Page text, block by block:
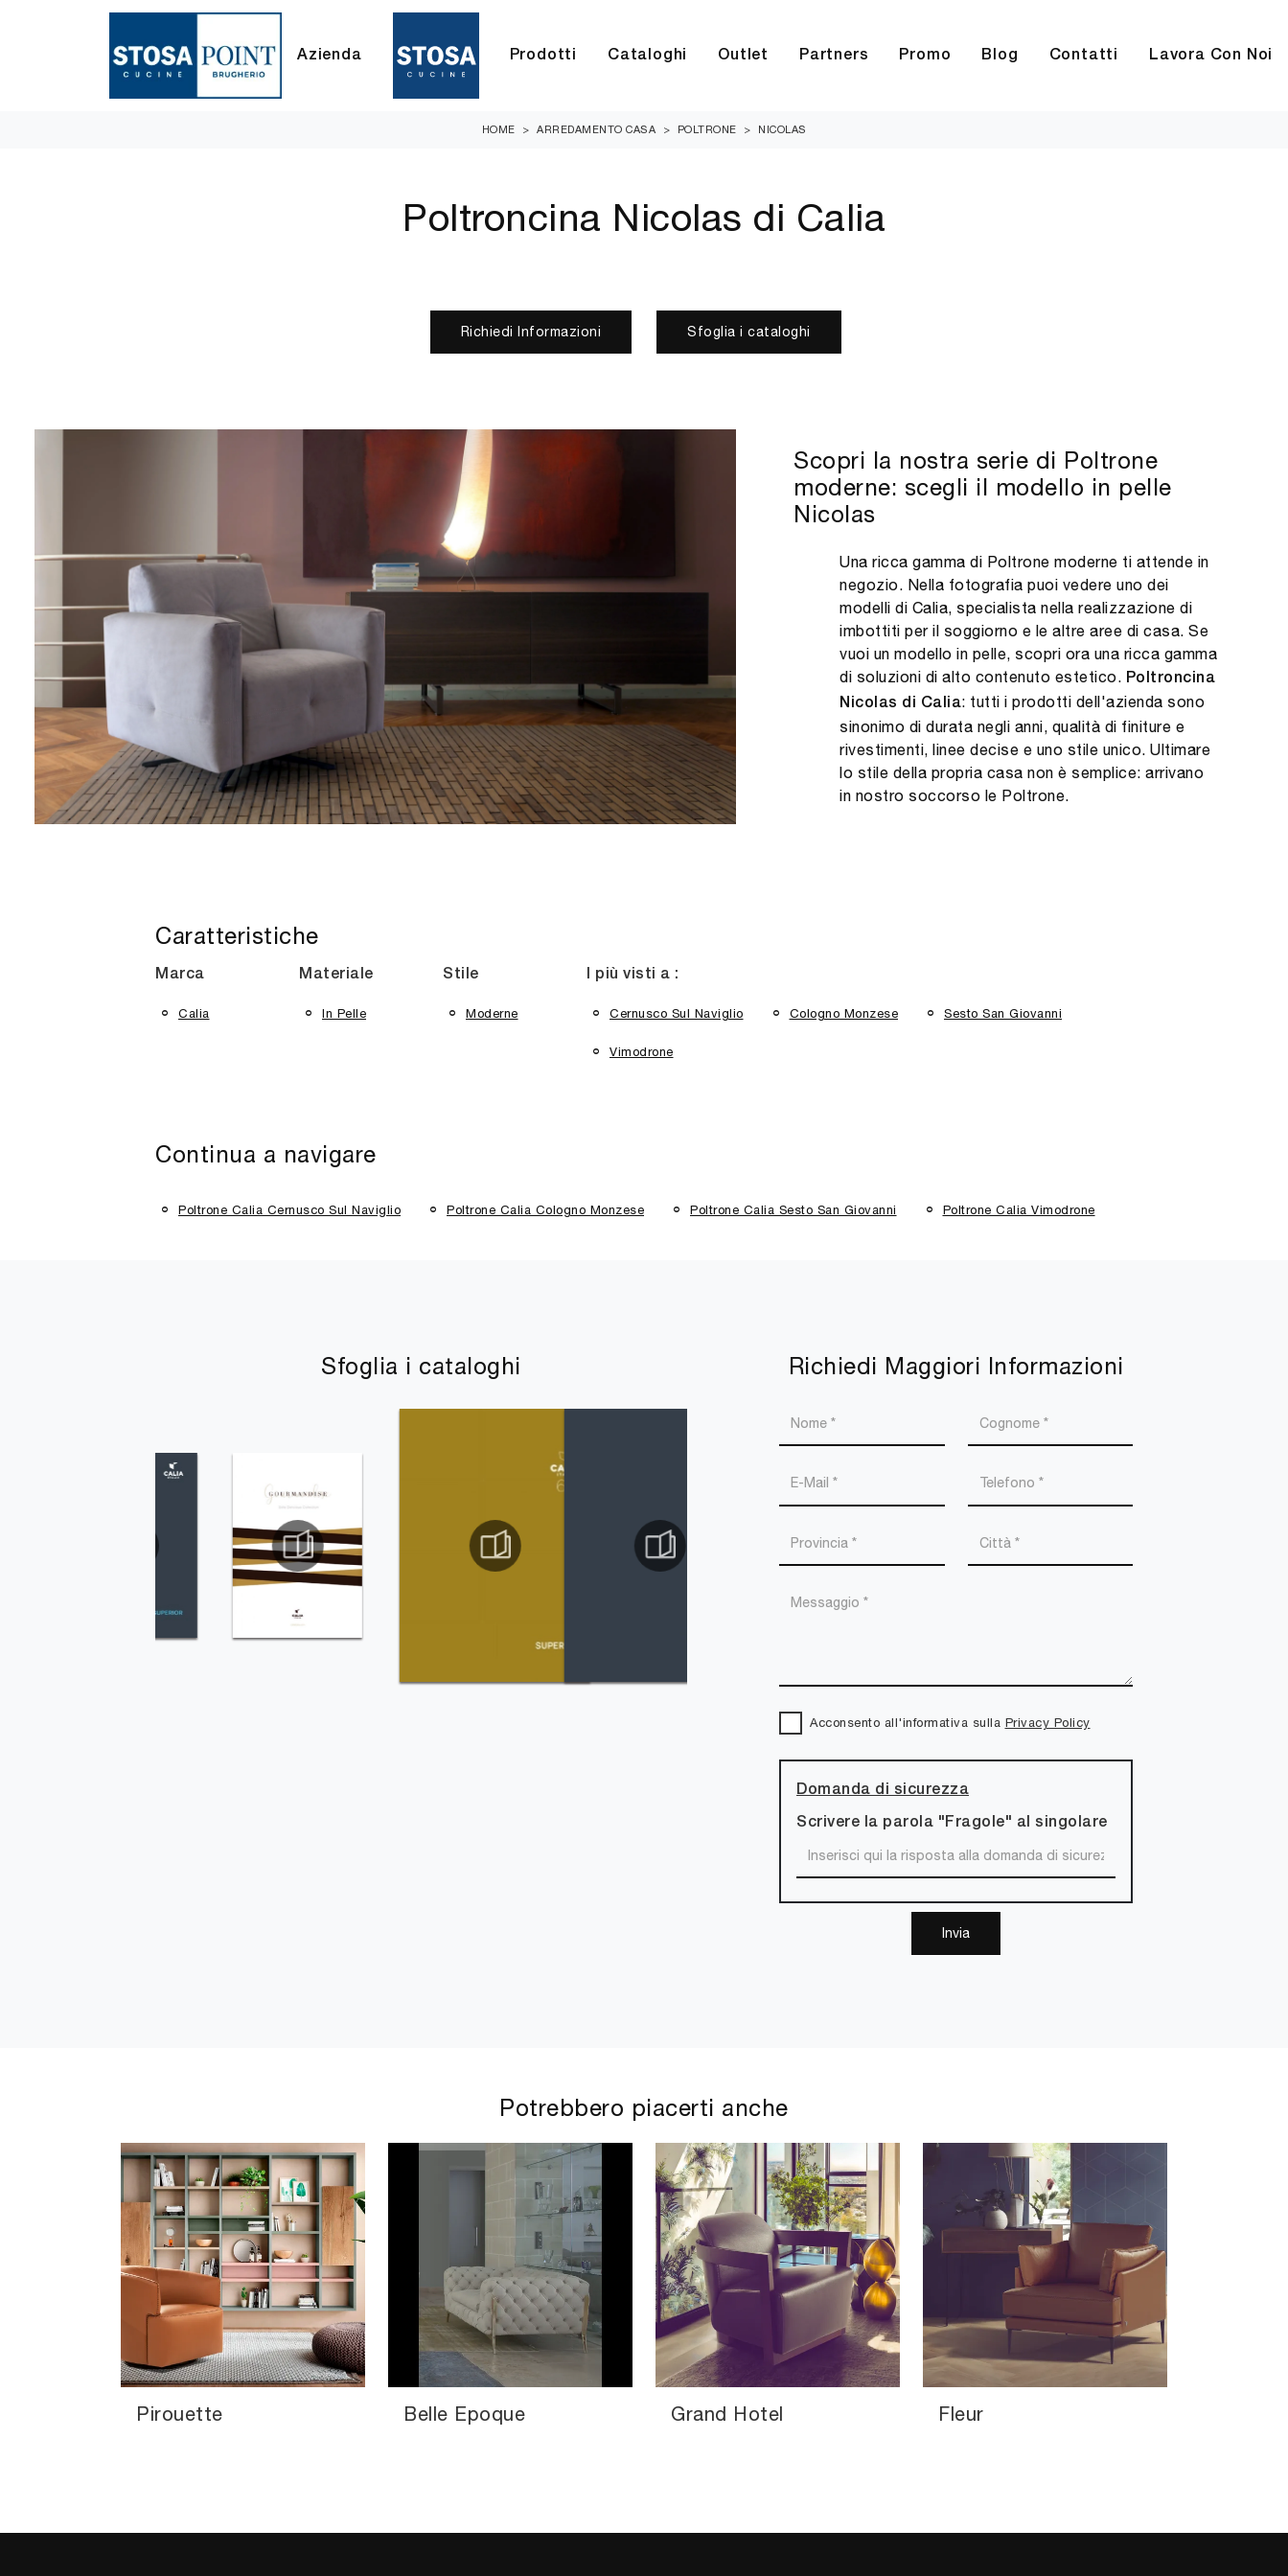
Azienda Prodotti Cataloghi Outlet Partners Promo Blog Contatti Lavora Con Noi
HOME > ARREDAMENTO CASA > POLTRONE > NICOLAS
Poltroncina Nicolas di Calia
Richiedi Informazioni Sfoglia i cataloghi
Scopri la nostra serie di Poltrone
moderne: scegli il modello in pelle
Nicolas
Una ricca gamma di Poltrone moderne ti attende in
negozio. Nella fotografia puoi vedere uno dei
modelli di Calia, specialista nella realizzazione di
imbottiti per il soggiorno e le altre aree di casa. Se
vuoi un modello in pelle, scopri ora una ricca gamma
di soluzioni di alto contenuto estetico. Poltroncina
Nicolas di Calia: tutti i prodotti dell'azienda sono
sinonimo di durata negli anni, qualità di finiture e
rivestimenti, linee decise e uno stile unico. Ultimare
lo stile della propria casa non è semplice: arrivano
in nostro soccorso le Poltrone.
Caratteristiche
Marca
Calia
Materiale
In Pelle
Stile
Moderne
I più visti a :
Cernusco Sul Naviglio Cologno Monzese Sesto San Giovanni
Vimodrone
Continua a navigare
Poltrone Calia Cernusco Sul Naviglio Poltrone Calia Cologno Monzese Poltrone Calia Sesto San Giovanni Poltrone Calia Vimodrone
Sfoglia i cataloghi Richiedi Maggiori Informazioni
Acconsento all'informativa sulla Privacy Policy
Domanda di sicurezza
Scrivere la parola "Fragole" al singolare
Invia
Potrebbero piacerti anche
Pirouette Belle Epoque Grand Hotel Fleur